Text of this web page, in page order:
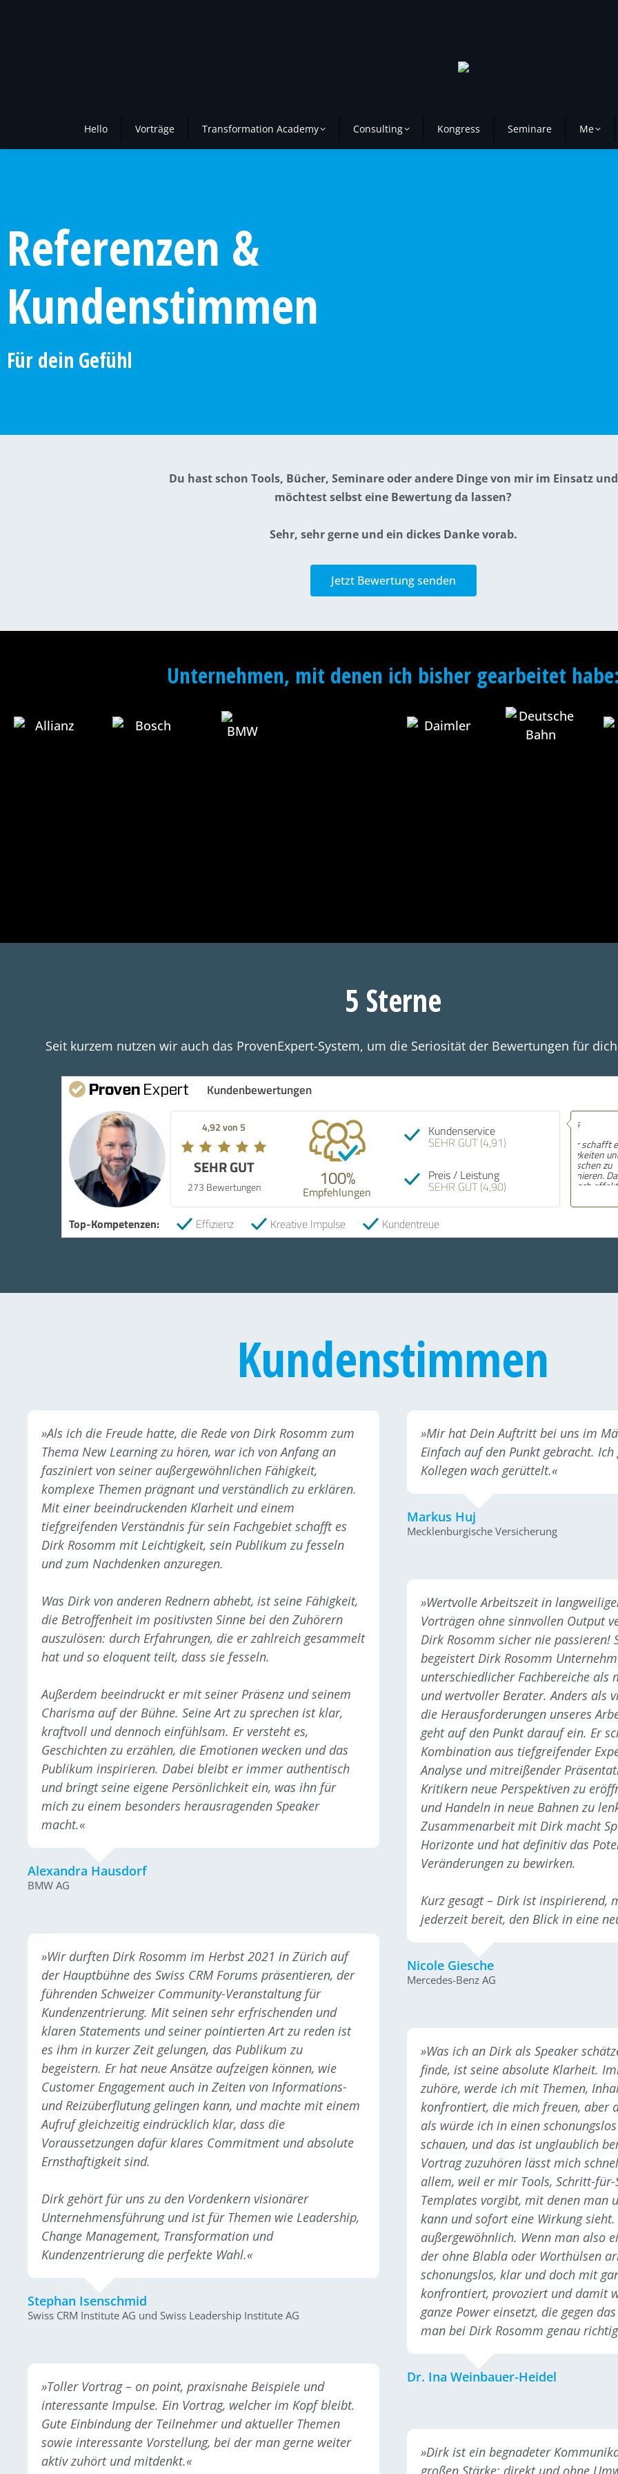
Hello Vorträge Transformation Academy Consulting Kongress Seminare Me
Referenzen &
Kundenstimmen
Für dein Gefühl
Du hast schon Tools, Bücher, Seminare oder andere Dinge von mir im Einsatz und
möchtest selbst eine Bewertung da lassen?
Sehr, sehr gerne und ein dickes Danke vorab.
Jetzt Bewertung senden
Unternehmen, mit denen ich bisher gearbeitet
5 Sterne
Seit kurzem nutzen wir auch das ProvenExpert-System, um die Seriosität der Bewertungen für
Kundenbewertungen
4,92 von 5
SEHR GUT
273 Bewertungen 100%
Empfehlungen
Kundenservice
SEHR GUT (4,91)
Preis / Leistung
SEHR GUT (4,90)
sehr
nicht das
man
alt man
Top-Kompetenzen: Effizienz Kreative Impulse Kundentreue
Kundenstimmen
»Als ich die Freude hatte, die Rede von Dirk Rosomm zum
Thema New Learning zu hören, war ich von Anfang an
fasziniert von seiner außergewöhnlichen Fähigkeit,
komplexe Themen prägnant und verständlich zu erklären.
Mit einer beeindruckenden Klarheit und einem
tiefgreifenden Verständnis für sein Fachgebiet schafft es
Dirk Rosomm mit Leichtigkeit, sein Publikum zu fesseln
und zum Nachdenken anzuregen.
Was Dirk von anderen Rednern abhebt, ist seine Fähigkeit,
die Betroffenheit im positivsten Sinne bei den Zuhörern
auszulösen: durch Erfahrungen, die er zahlreich gesammelt
hat und so eloquent teilt, dass sie fesseln.
Außerdem beeindruckt er mit seiner Präsenz und seinem
Charisma auf der Bühne. Seine Art zu sprechen ist klar,
kraftvoll und dennoch einfühlsam. Er versteht es,
Geschichten zu erzählen, die Emotionen wecken und das
Publikum inspirieren. Dabei bleibt er immer authentisch
und bringt seine eigene Persönlichkeit ein, was ihn für
mich zu einem besonders herausragenden Speaker
macht.«
Alexandra Hausdorf
BMW AG
»Wir durften Dirk Rosomm im Herbst 2021 in Zürich auf
der Hauptbühne des Swiss CRM Forums präsentieren, der
führenden Schweizer Community-Veranstaltung für
Kundenzentrierung. Mit seinen sehr erfrischenden und
klaren Statements und seiner pointierten Art zu reden ist
es ihm in kurzer Zeit gelungen, das Publikum zu
begeistern. Er hat neue Ansätze aufzeigen können, wie
Customer Engagement auch in Zeiten von Informations-
und Reizüberflutung gelingen kann, und machte mit einem
Aufruf gleichzeitig eindrücklich klar, dass die
Voraussetzungen dafür klares Commitment und absolute
Ernsthaftigkeit sind.
Dirk gehört für uns zu den Vordenkern visionärer
Unternehmensführung und ist für Themen wie Leadership,
Change Management, Transformation und
Kundenzentrierung die perfekte Wahl.«
Stephan Isenschmid
Swiss CRM Institute AG und Swiss Leadership Institute AG
»Toller Vortrag – on point, praxisnahe Beispiele und
interessante Impulse. Ein Vortrag, welcher im Kopf bleibt.
Gute Einbindung der Teilnehmer und aktueller Themen
sowie interessante Vorstellung, bei der man gerne weiter
aktiv zuhört und mitdenkt.«
»Mir hat Dein Auftritt bei uns im
Einfach auf den Punkt gebracht.
Kollegen wach gerüttelt.«
Markus Huj
Mecklenburgische Versicherung
»Wertvolle Arbeitszeit in
Vorträgen ohne sinnvollen Output
Dirk Rosomm sicher nie passieren!
begeistert Dirk Rosomm
unterschiedlicher Fachbereiche als
und wertvoller Berater. Anders als
die Herausforderungen unseres
geht auf den Punkt darauf ein. Er
Kombination aus tiefgreifender
Analyse und mitreißender
Kritikern neue Perspektiven zu
und Handeln in neue Bahnen zu
Zusammenarbeit mit Dirk macht
Horizonte und hat definitiv das
Veränderungen zu bewirken.
Kurz gesagt – Dirk ist inspirierend,
jederzeit bereit, den Blick in eine
Nicole Giesche
Mercedes-Benz AG
»Was ich an Dirk als Speaker
finde, ist seine absolute Klarheit.
zuhöre, werde ich mit Themen,
konfrontiert, die mich freuen, aber
als würde ich in einen
schauen, und das ist unglaublich
Vortrag zuzuhören lässt mich
allem, weil er mir Tools, Schritt-
Templates vorgibt, mit denen man
kann und sofort eine Wirkung
außergewöhnlich. Wenn man also
der ohne Blabla oder Worthülsen
schonungslos, klar und doch mit
konfrontiert, provoziert und damit
ganze Power einsetzt, die gegen
man bei Dirk Rosomm genau
Dr. Ina Weinbauer-Heidel
»Dirk ist ein begnadeter
großen Stärke: direkt und ohne